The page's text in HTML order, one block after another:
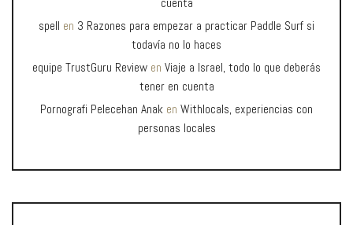
spell en 3 Razones para empezar a practicar Paddle Surf si
todavía no lo haces
equipe TrustGuru Review en Viaje a Israel, todo lo que deberás
tener en cuenta
Pornografi Pelecehan Anak en Withlocals, experiencias con
personas locales